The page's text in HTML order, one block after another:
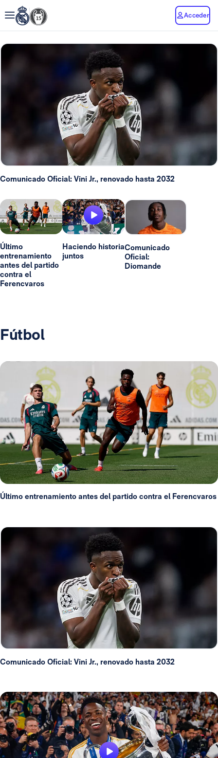
Acceder
Comunicado Oficial: Vini Jr., renovado hasta 2032
Último
entrenamiento
antes del partido
contra el
Ferencvaros
Haciendo historia
juntos
Comunicado
Oficial:
Diomande
Fútbol
Último entrenamiento antes del partido contra el Ferencvaros
Comunicado Oficial: Vini Jr., renovado hasta 2032